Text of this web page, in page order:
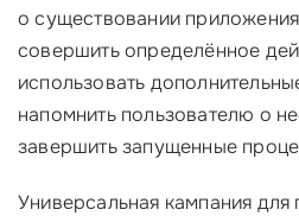
о существовании
совершить определённое
использовать
напомнить пользователю о
завершить запущенные
Универсальная кампания